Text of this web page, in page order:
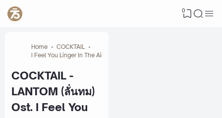
0
Home
COCKTAIL
I Feel You Linger In The Air
COCKTAIL -
LANTOM (ลั่นทม)
Ost. I Feel You